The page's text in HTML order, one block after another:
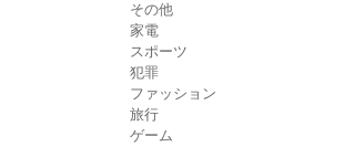
その他
家電
スポーツ
犯罪
ファッション
旅行
ゲーム